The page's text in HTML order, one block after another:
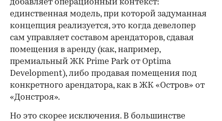
добавляет операционный контекст:
единственная модель, при которой задуманная
концепция реализуется, это когда девелопер
сам управляет составом арендаторов, сдавая
помещения в аренду (как, например,
премиальный ЖК Prime Park от Optima
Development), либо продавая помещения под
конкретного арендатора, как в ЖК «Остров» от
«Донстроя».
Но это скорее исключения. В большинстве